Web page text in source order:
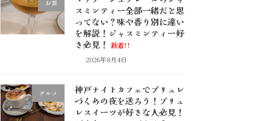
お茶
スミンティー全部一緒だと思
ってない？味や香り別に違い
を解説！ジャスミンティー好
き必見！ 新着!!
2026年8月4日
グルメ
神戸ナイトカフェでブリュレ
づくめの夜を送ろう！ブリュ
レスイーツが好きな人必見！